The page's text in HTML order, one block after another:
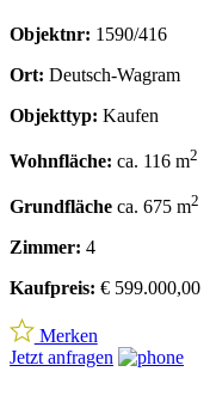
Objektnr: 1590/416
Ort: Deutsch-Wagram
Objekttyp: Kaufen
Wohnfläche: ca. 116 m2
Grundfläche ca. 675 m2
Zimmer: 4
Kaufpreis: € 599.000,00
Merken
Jetzt anfragen